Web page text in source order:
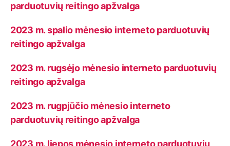
parduotuvių reitingo apžvalga
2023 m. spalio mėnesio interneto parduotuvių
reitingo apžvalga
2023 m. rugsėjo mėnesio interneto parduotuvių
reitingo apžvalga
2023 m. rugpjūčio mėnesio interneto
parduotuvių reitingo apžvalga
2023 m. liepos mėnesio interneto parduotuvių